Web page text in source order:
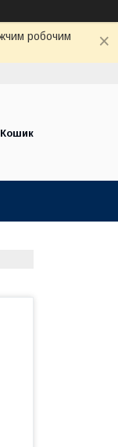
робочим
Кошик